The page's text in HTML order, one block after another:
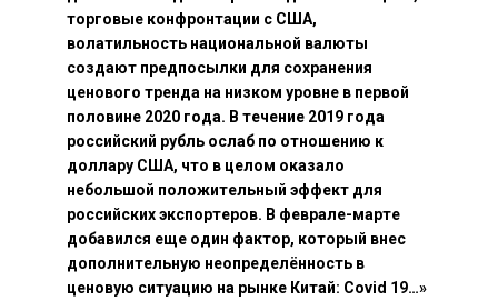
торговые конфронтации с США,
волатильность национальной валюты
создают предпосылки для сохранения
ценового тренда на низком уровне в первой
половине 2020 года. В течение 2019 года
российский рубль ослаб по отношению к
доллару США, что в целом оказало
небольшой положительный эффект для
российских экспортеров. В феврале-марте
добавился еще один фактор, который внес
дополнительную неопределённость в
ценовую ситуацию на рынке Китай: Covid 19…»